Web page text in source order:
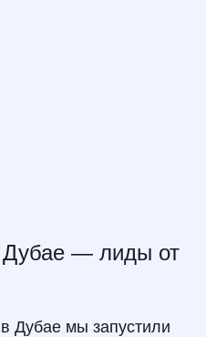
Дубае — лиды от
Дубае мы запустили